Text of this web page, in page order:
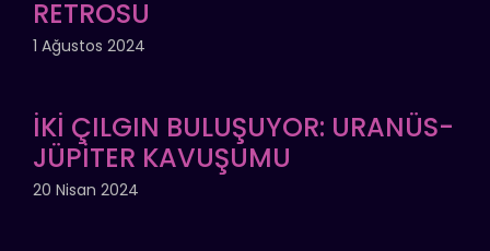
RETROSU
1 Ağustos 2024
İKİ ÇILGIN BULUŞUYOR: URANÜS-
JÜPİTER KAVUŞUMU
20 Nisan 2024